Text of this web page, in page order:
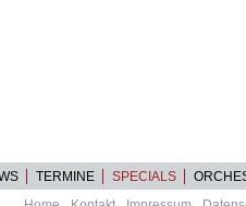
TERMINE SPECIALS